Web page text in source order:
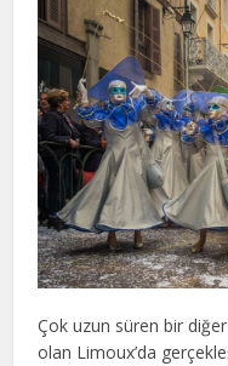
Çok uzun süren bir
olan Limoux’da